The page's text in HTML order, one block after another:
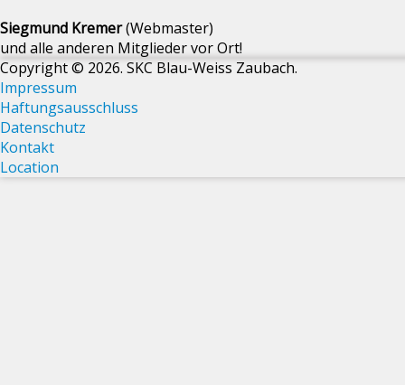
Siegmund Kremer(Webmaster)
und alle anderen Mitglieder vor Ort!
Copyright © 2026. SKC Blau-Weiss Zaubach.
Impressum
Haftungsausschluss
Datenschutz
Kontakt
Location